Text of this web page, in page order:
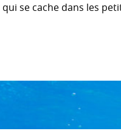
se cache dans les